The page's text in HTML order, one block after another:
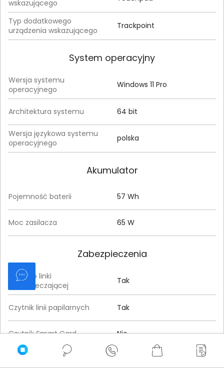
wskazującego
Typ dodatkowego
urządzenia wskazującego
Trackpoint
System operacyjny
Wersja systemu
operacyjnego
Windows 11 Pro
Architektura systemu 64 bit
Wersja językowa systemu
operacyjnego
polska
Akumulator
Pojemność baterii 57 Wh
Moc zasilacza 65 W
Zabezpieczenia
Gniazdo linki
zabezpieczającej
Tak
Czytnik linii papilarnych Tak
Czytnik Smart Card Nie
Szyfrowanie TPM